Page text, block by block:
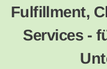
Fulfillment,
Services -